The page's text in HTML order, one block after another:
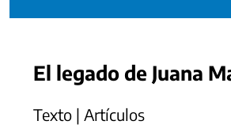
El legado de Juana
Texto | Artículos